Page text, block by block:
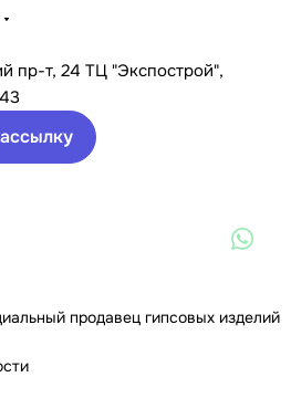
пр-т, 24 ТЦ "Экспострой",
продавец гипсовых изделий